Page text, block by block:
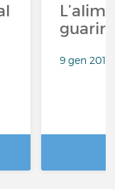
9 gen